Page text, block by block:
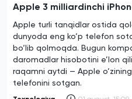
Apple 3 milliardinchi
Apple turli tanqidlar ostida
dunyoda eng ko‘p telefon
bo‘lib qolmoqda. Bugun
daromadlar hisobotini e’lon
raqamni aytdi — Apple
telefonini sotgan.